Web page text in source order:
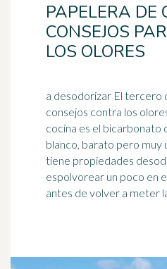
PAPELERA DE
CONSEJOS
LOS OLORES
a desodorizar El tercero
consejos contra los
cocina es el bicarbonato
blanco, barato pero muy
tiene propiedades
espolvorear un poco en
antes de volver a meter